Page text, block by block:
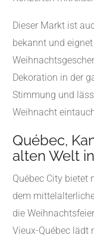
Dieser Markt ist
bekannt und
Dekoration in der
Stimmung und
Weihnacht
Québec,
alten Welt
Québec City bietet
dem
die
Vieux-Québec lädt